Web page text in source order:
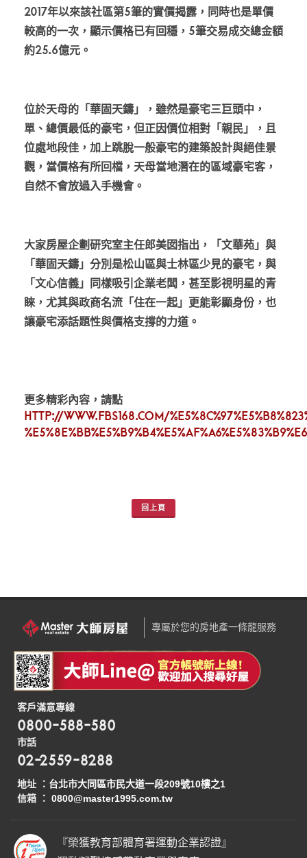
2017年以來該社區第5筆的實價揭露，同時也是單價
較高的一次，顯示價格已有回穩，5筆交易成交總金額
約25.6億元。
位於天母的「華固天鑄」，雖然是豪宅三巨頭中，
單、總價最低的豪宅，但正因價位相對「親民」，且
位處地段佳，加上跳脫一般豪宅的建築設計與絕佳景
觀，當價格有所回檔，天母當地潛在的區域豪宅客，
自然不會放過入手機會。
大家房屋企劃研究室主任郎美囡指出，「文華苑」與
「華固天鑄」分別是松山區與士林區少見的豪宅，與
「文心信義」同樣吸引企業老闆，甚至影視明星的青
睞，尤其與政商名流「住在一起」更能彰顯身份，也
讓豪宅添話題性與價格支撐的力道。
更多精彩內容，請點
http://www.fbs168.com/
回上頁
專屬於您的房地產一條龍服務
客戶滿意專線
0800-588-580
市話
02-2559-8288
地址 ： 台北市大同區市民大道一段209號10樓之1
信箱 ： 0800@master1995.com.tw
『榮獲教育部體育署運動企業認證』